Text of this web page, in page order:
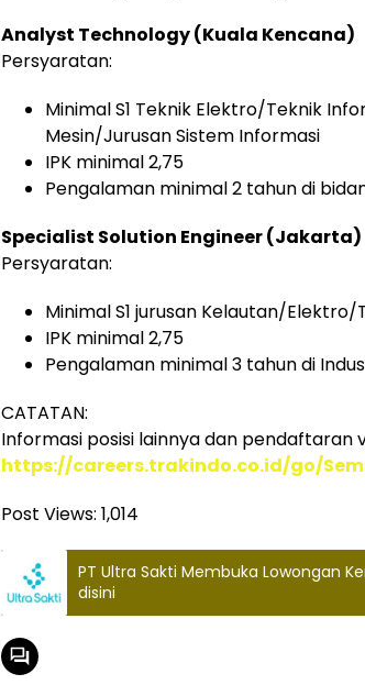
Analyst Technology (Kuala Kencana)
Persyaratan:
Minimal S1 Teknik Elektro/Teknik
Mesin/Jurusan Sistem Informasi
IPK minimal 2,75
Pengalaman minimal 2 tahun di
Specialist Solution Engineer (Jakarta)
Persyaratan:
Minimal S1 jurusan Kelautan/Elektro/
IPK minimal 2,75
Pengalaman minimal 3 tahun di
CATATAN:
Informasi posisi lainnya dan pendaftaran
https://careers.trakindo.co.id/go/
Post Views: 1,014
PT Ultra Sakti Membuka Lowongan
disini